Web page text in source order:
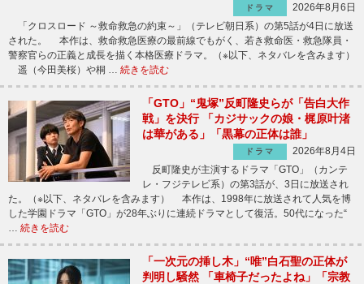
ドラマ
2026年8月6日
「クロスロード ～救命救急の約束～」（テレビ朝日系）の第5話が4日に放送
された。 本作は、救命救急医療の最前線でもがく、若き救命医・救急隊員・
警察官らの正義と成長を描く本格医療ドラマ。（※以下、ネタバレを含みます）
遥（今田美桜）や桐 … 続きを読む
「GTO」“鬼塚”反町隆史らが「告白大作
戦」を決行 「カジサックの娘・梶原叶渚
は華がある」「黒幕の正体は誰」
ドラマ
2026年8月4日
反町隆史が主演するドラマ「GTO」（カンテ
レ・フジテレビ系）の第3話が、3日に放送され
た。（※以下、ネタバレを含みます） 本作は、1998年に放送されて人気を博
した学園ドラマ「GTO」が28年ぶりに連続ドラマとして復活。50代になった“
続きを読む
「一次元の挿し木」“唯”白石聖の正体が
判明し騒然 「車椅子だったよね」「宗教